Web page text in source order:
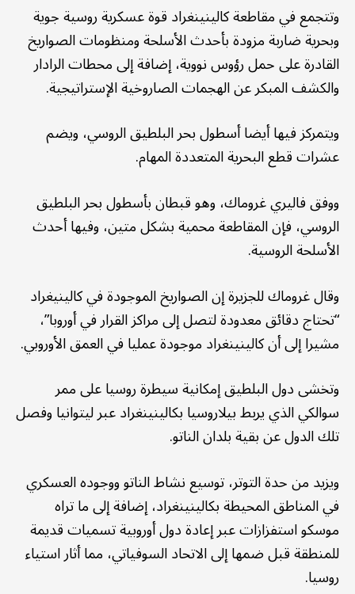
وتتجمع في مقاطعة كالينينغراد قوة عسكرية روسية جوية
وبحرية ضاربة مزودة بأحدث الأسلحة ومنظومات الصواريخ
القادرة على حمل رؤوس نووية، إضافة إلى محطات الرادار
والكشف المبكر عن الهجمات الصاروخية الإستراتيجية.
ويتمركز فيها أيضا أسطول بحر البلطيق الروسي، ويضم
عشرات قطع البحرية المتعددة المهام.
ووفق فاليري غروماك، وهو قبطان بأسطول بحر البلطيق
الروسي، فإن المقاطعة محمية بشكل متين، وفيها أحدث
الأسلحة الروسية.
وقال غروماك للجزيرة إن الصواريخ الموجودة في كالينيغراد
“تحتاج دقائق معدودة لتصل إلى مراكز القرار في أوروبا”،
مشيرا إلى أن كالينينغراد موجودة عمليا في العمق الأوروبي.
وتخشى دول البلطيق إمكانية سيطرة روسيا على ممر
سوالكي الذي يربط بيلاروسيا بكالينينغراد عبر ليتوانيا وفصل
تلك الدول عن بقية بلدان الناتو.
ويزيد من حدة التوتر، توسيع نشاط الناتو ووجوده العسكري
في المناطق المحيطة بكالينينغراد، إضافة إلى ما تراه
موسكو استفزازات عبر إعادة دول أوروبية تسميات قديمة
للمنطقة قبل ضمها إلى الاتحاد السوفياتي، مما أثار استياء
روسيا.